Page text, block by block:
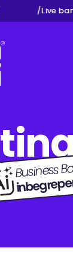
Live
Business